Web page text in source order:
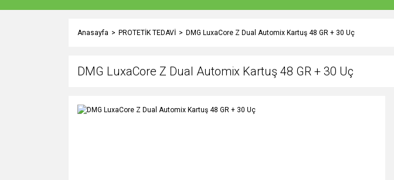
Anasayfa PROTETİK TEDAVİ DMG LuxaCore Z Dual Automix Kartuş 48 GR + 30 Uç
DMG LuxaCore Z Dual Automix Kartuş 48 GR + 30 Uç